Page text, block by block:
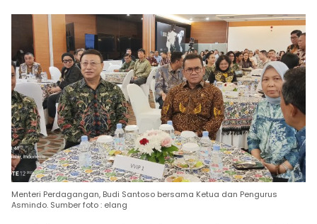
Menteri Perdagangan, Budi Santoso bersama Ketua dan Pengurus
Asmindo. Sumber foto : elang